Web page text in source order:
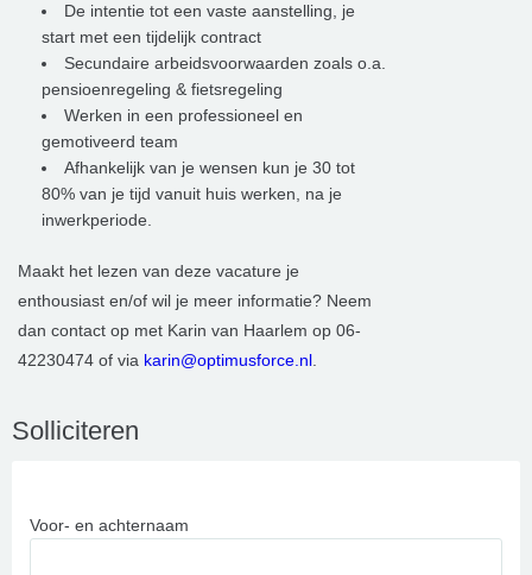
De intentie tot een vaste aanstelling, je
start met een tijdelijk contract
Secundaire arbeidsvoorwaarden zoals o.a.
pensioenregeling & fietsregeling
Werken in een professioneel en
gemotiveerd team
Afhankelijk van je wensen kun je 30 tot
80% van je tijd vanuit huis werken, na je
inwerkperiode.
Maakt het lezen van deze vacature je
enthousiast en/of wil je meer informatie? Neem
dan contact op met Karin van Haarlem op 06-
42230474 of via karin@optimusforce.nl
Solliciteren
Voor- en achternaam